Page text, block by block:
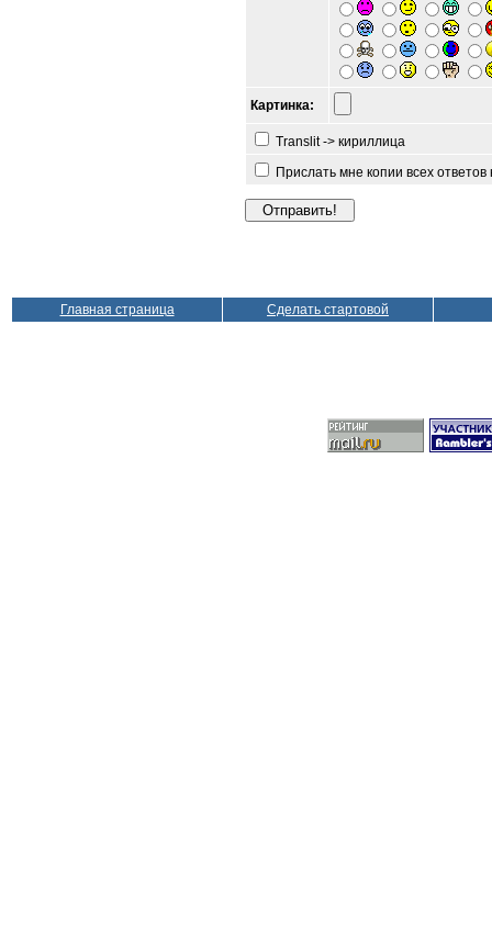
Картинка:
Translit -> кириллица
Прислать мне копии всех
Главная страница Сделать стартовой